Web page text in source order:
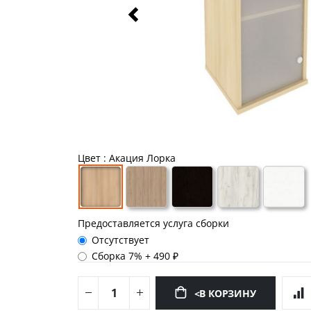
Цвет : Акация Лорка
Предоставляется услуга сборки
Отсутствует
Сборка 7%+490 ₽
<В КОРЗИНУ